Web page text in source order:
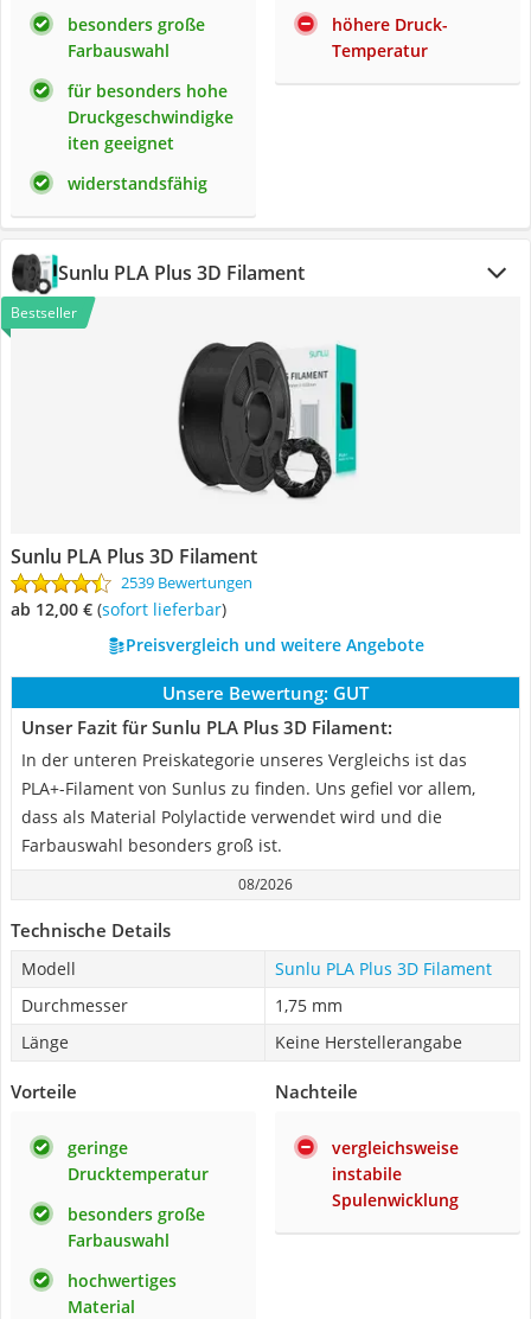
besonders große
Farbauswahl
für besonders hohe
Druckgeschwindigke
iten geeignet
widerstandsfähig
höhere Druck-
Temperatur
Sunlu PLA Plus 3D Filament
Bestseller
Sunlu PLA Plus 3D Filament
2539 Bewertungen
ab 12,00 € ( Sofort lieferbar)
Preisvergleich und weitere Angebote
Unsere Bewertung: GUT
Unser Fazit für Sunlu PLA Plus 3D Filament:
In der unteren Preiskategorie unseres Vergleichs ist das
PLA+-Filament von Sunlus zu finden. Uns gefiel vor allem,
dass als Material Polylactide verwendet wird und die
Farbauswahl besonders groß ist.
08/2026
Technische Details
Modell
Sunlu PLA Plus 3D Filament
Durchmesser
1,75 mm
Länge
Keine Herstellerangabe
Vorteile
geringe
Drucktemperatur
besonders große
Farbauswahl
hochwertiges
Material
Nachteile
vergleichsweise
instabile
Spulenwicklung